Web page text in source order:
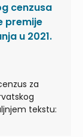
cenzusa
premije
u 2021.
za
tekstu: